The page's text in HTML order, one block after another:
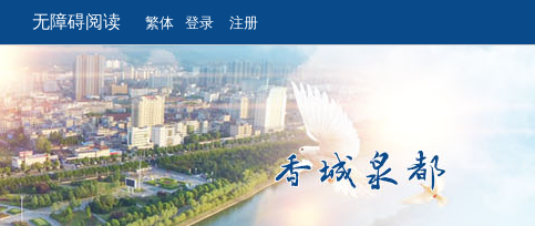
无障碍阅读 繁体 登录 注册